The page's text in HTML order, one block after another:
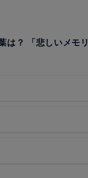
は？ 「悲しいメ